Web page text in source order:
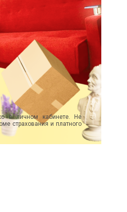
в личном кабинете. Не
страхования и платного